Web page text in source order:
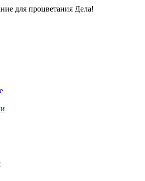
для процветания Дела!